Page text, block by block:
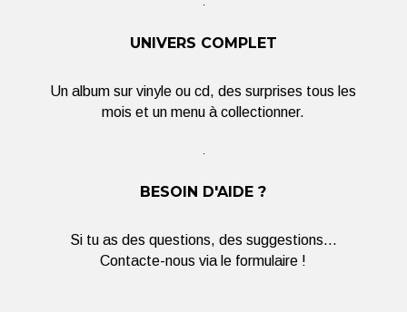
UNIVERS COMPLET
Un album sur vinyle ou cd, des surprises tous les
mois et un menu à collectionner.
BESOIN D'AIDE ?
Si tu as des questions, des suggestions...
Contacte-nous via le formulaire !